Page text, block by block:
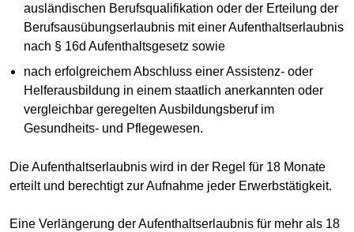
ausländischen Berufsqualifikation oder der Erteilung der
Berufsausübungserlaubnis mit einer Aufenthaltserlaubnis
nach § 16d Aufenthaltsgesetz sowie
nach erfolgreichem Abschluss einer Assistenz- oder
Helferausbildung in einem staatlich anerkannten oder
vergleichbar geregelten Ausbildungsberuf im
Gesundheits- und Pflegewesen.
Die Aufenthaltserlaubnis wird in der Regel für 18 Monate
erteilt und berechtigt zur Aufnahme jeder Erwerbstätigkeit.
Eine Verlängerung der Aufenthaltserlaubnis für mehr als 18